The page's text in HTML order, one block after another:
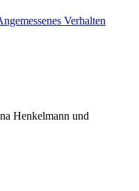
Henkelmann und